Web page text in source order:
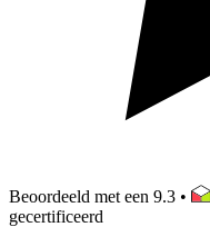
Beoordeeld met een 9.3 •
gecertificeerd